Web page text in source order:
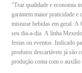
"Traz qualidade e economia
garantem maior praticidade e
misturar bebidas em geral. A
seu dia-a-dia. A linha
festas ou eventos. Indicado
produtos descartáveis já são
produção conta com o